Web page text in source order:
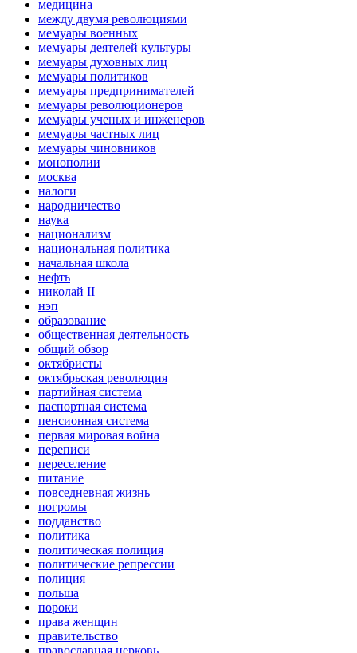
медицина
между двумя революциями
мемуары военных
мемуары деятелей культуры
мемуары духовных лиц
мемуары политиков
мемуары предпринимателей
мемуары революционеров
мемуары ученых и инженеров
мемуары частных лиц
мемуары чиновников
монополии
москва
налоги
народничество
наука
национализм
национальная политика
начальная школа
нефть
николай II
нэп
образование
общественная деятельность
общий обзор
октябристы
октябрьская революция
партийная система
паспортная система
пенсионная система
первая мировая война
переписи
переселение
питание
повседневная жизнь
погромы
подданство
политика
политическая полиция
политические репрессии
полиция
польша
пороки
права женщин
правительство